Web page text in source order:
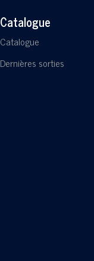
Catalogue
Catalogue
Dernières sorties